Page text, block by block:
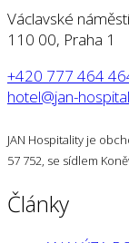
Václavské
110 00, Praha 1
+420 777 464
hotel@jan-
JAN Hospitality je
57 752, se sídlem
Články